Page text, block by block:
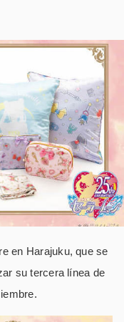
en Harajuku, que se
su tercera línea de